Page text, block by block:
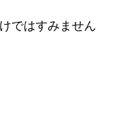
ではすみません